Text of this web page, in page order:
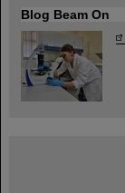
Blog Beam On